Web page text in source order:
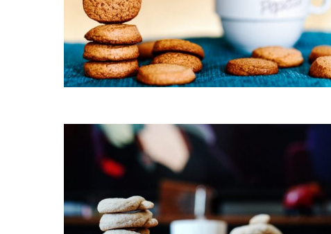
Palets bretons à la fleur d’oranger